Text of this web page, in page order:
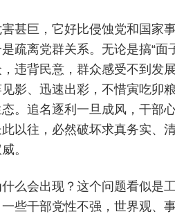
甚巨，它好比侵蚀党和国家
疏离党群关系。无论是搞“面
违背民意，群众感受不到发
影、迅速出彩，不惜寅吃卯
。追名逐利一旦成风，干部
以往，必然破坏求真务实、
。
么会出现？这个问题看似是
些干部党性不强，世界观、